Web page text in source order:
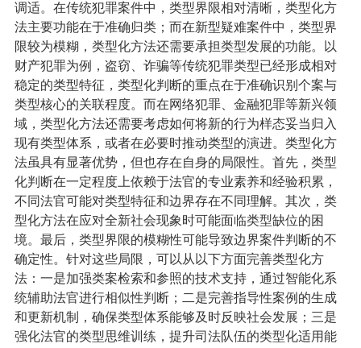
调适。在传统犯罪案件中，类型界限相对清晰，类型化方
法主要功能在于准确归类；而在新型疑难案件中，类型界
限较为模糊，类型化方法还需要承担类型发展的功能。以
财产犯罪为例，盗窃、诈骗等传统犯罪类型已经形成相对
稳定的类型特征，类型化判断的重点在于准确识别个案与
类型核心的关联程度。而在网络犯罪、金融犯罪等新兴领
域，类型化方法还需要考虑如何将新的行为样态妥当归入
现有类型体系，或者在必要时推动类型的演进。 类型化方
法虽具有显著优势，但也存在自身的局限性。首先，类型
化判断在一定程度上依赖于法官的专业素养和经验积累，
不同法官可能对类型特征和边界存在不同理解。其次，类
型化方法在应对全新社会现象时可能面临类型缺位的困
境。最后，类型界限的模糊性可能导致边界案件判断的不
确定性。针对这些局限，可以从以下方面完善类型化方
法：一是加强类案检索和参照的技术支持，通过智能化系
统辅助法官进行相似性判断；二是完善指导性案例的生成
和更新机制，确保类型体系能够及时反映社会发展；三是
强化法官的类型思维训练，提升司法队伍的类型化适用能